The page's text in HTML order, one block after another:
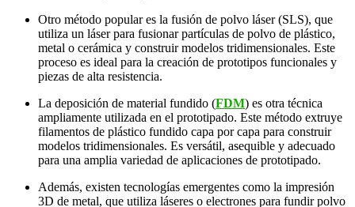
Otro método popular es la fusión de polvo láser (SLS), que
utiliza un láser para fusionar partículas de polvo de plástico,
metal o cerámica y construir modelos tridimensionales. Este
proceso es ideal para la creación de prototipos funcionales y
piezas de alta resistencia.
La deposición de material fundido (FDM) es otra técnica
ampliamente utilizada en el prototipado. Este método extruye
filamentos de plástico fundido capa por capa para construir
modelos tridimensionales. Es versátil, asequible y adecuado
para una amplia variedad de aplicaciones de prototipado.
Además, existen tecnologías emergentes como la impresión
3D de metal, que utiliza láseres o electrones para fundir polvo